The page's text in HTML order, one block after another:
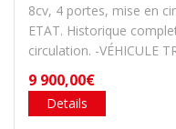
8cv, 4 portes, mise en
ETAT. Historique
circulation. -VÉHICULE
9 900,00€
Details